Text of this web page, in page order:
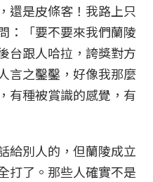
還是皮條客！我路上只
：「要不要來我們蘭陵
台跟人哈拉，誇獎對方
言之鑿鑿，好像我那麼
有種被賞識的感覺，有
給別人的，但蘭陵成立
打了。那些人確實不是